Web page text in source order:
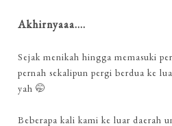
Akhirnyaaa....
Sejak menikah hingga memasuki
pernah sekalipun pergi berdua ke
yah 🤭
Beberapa kali kami ke luar daerah